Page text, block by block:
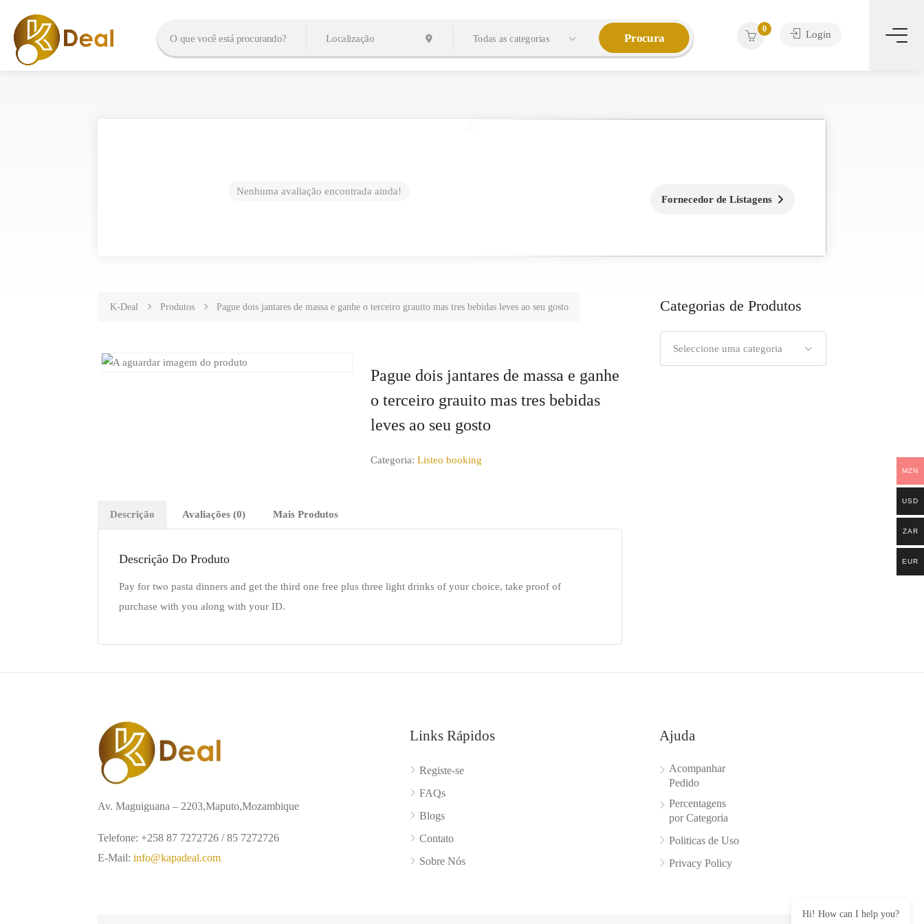
Todas as categorias Procura
0 Login
Nenhuma avaliação encontrada ainda!
Fornecedor de Listagens
K-Deal Produtos Pague dois jantares de massa e ganhe o terceiro grauito mas tres bebidas leves ao seu gosto
Pague dois jantares de massa e ganhe
o terceiro grauito mas tres bebidas
leves ao seu gosto
Categoria: Listeo booking
Descrição Avaliações (0) Mais Produtos
Descrição Do Produto
Pay for two pasta dinners and get the third one free plus three light drinks of your choice, take proof of
purchase with you along with your ID.
Categorias de Produtos
Seleccione uma categoria
Av. Maguiguana – 2203,Maputo,Mozambique
Telefone: +258 87 7272726 / 85 7272726
E-Mail: info@kapadeal.com
Links Rápidos
Registe-se
FAQs
Blogs
Contato
Sobre Nós
Ajuda
Acompanhar
Pedido
Percentagens
por Categoria
Politicas de Uso
Privacy Policy
Hi! How can I help you?
MZN
USD
ZAR
EUR